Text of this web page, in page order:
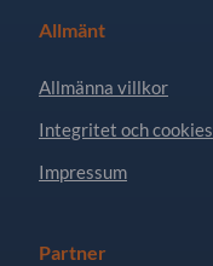
Allmänt
Allmänna villkor
Integritet och cookies
Impressum
Partner